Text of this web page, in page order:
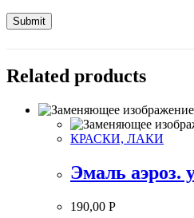
Related products
КРАСКИ, ЛАКИ
Эмаль аэроз.
190,00 Р